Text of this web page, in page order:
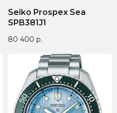
Seiko Prospex Sea
SPB381J1
80 400 р.